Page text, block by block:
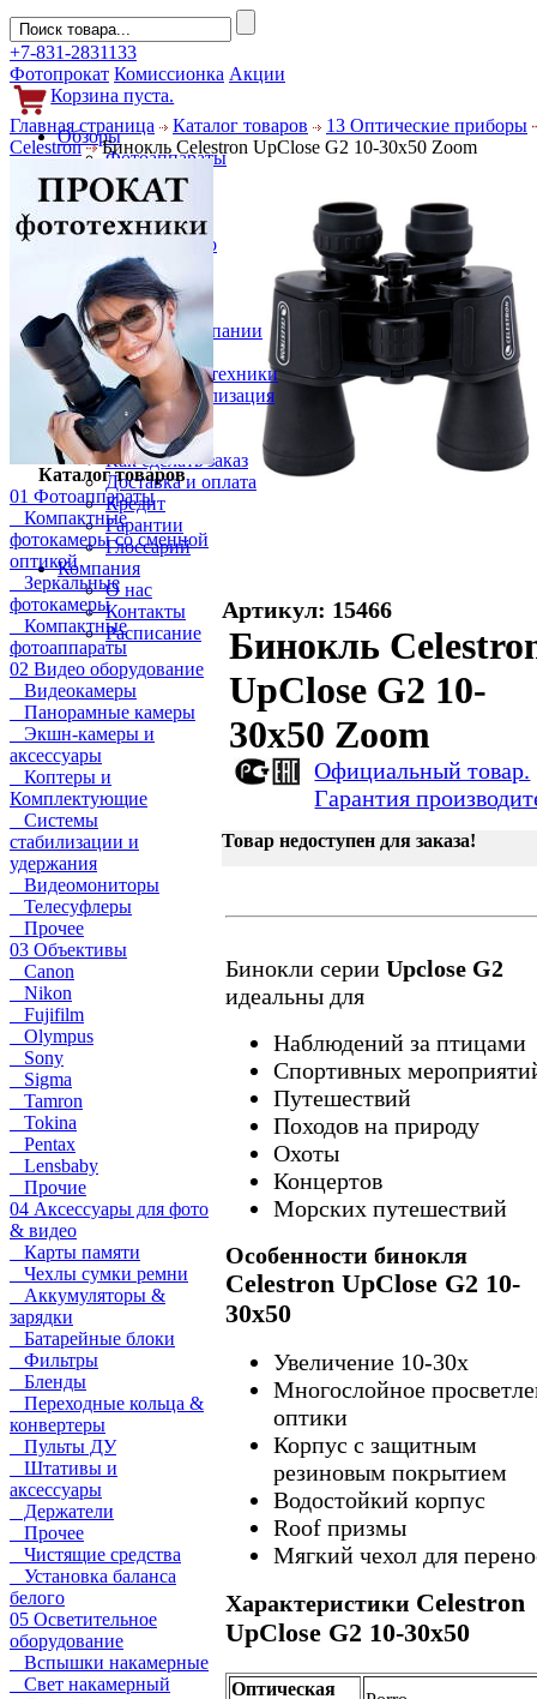
+7-831-2831133
Фотопрокат Комиссионка Акции
Корзина пуста.
Обзоры
Фотоаппараты
Объективы
Фильтры
Новости
Фото и видео
Гаджеты
Аксессуары
Слухи
Новости компании
Услуги
Прокат фототехники
Выкуп и реализация
Покупателям
Акции
Как сделать заказ
Доставка и оплата
Кредит
Гарантии
Глоссарий
Компания
О нас
Контакты
Расписание
Главная страница Каталог товаров
13 Оптические приборы
Celestron
Бинокль Celestron UpClоsе G2 10-30x50 Zoom
Каталог товаров
01 Фотоаппараты
Компактные
фотокамеры со сменной
оптикой
Зеркальные
фотокамеры
Компактные
фотоаппараты
02 Видео оборудование
Видеокамеры
Панорамные камеры
Экшн-камеры и
аксессуары
Коптеры и
Комплектующие
Системы
стабилизации и
удержания
Видеомониторы
Телесуфлеры
Прочее
03 Объективы
Canon
Nikon
Fujifilm
Olympus
Sony
Sigma
Tamron
Tokina
Pentax
Lensbaby
Прочие
04 Аксессуары для фото
& видео
Карты памяти
Чехлы сумки ремни
Аккумуляторы &
зарядки
Батарейные блоки
Фильтры
Бленды
Переходные кольца &
конвертеры
Пульты ДУ
Штативы и
аксессуары
Держатели
Прочее
Чистящие средства
Установка баланса
белого
05 Осветительное
оборудование
Вспышки накамерные
Свет накамерный
Артикул: 15466
Бинокль
UpClоsе G2 10-
30x50 Zoom
Официальный товар.
Гарантия
Товар недоступен для заказа!
Бинокли серии Upclose G2
идеальны для
Наблюдений за птицами
Спортивных
Путешествий
Походов на природу
Охоты
Концертов
Морских путешествий
Особенности бинокля
Celestron UpClosе G2 10-
30x50
Увеличение 10-30х
Многослойное
оптики
Корпус с защитным
резиновым покрытием
Водостойкий корпус
Roof призмы
Мягкий чехол для
Характеристики Celestron
UpClosе G2 10-30x50
Оптическая